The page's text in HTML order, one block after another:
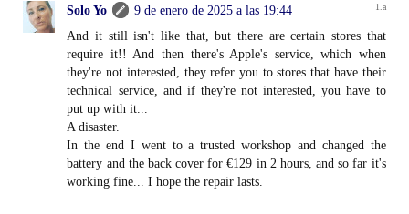
Solo Yo
9 de enero de 2025 a las 19:44
And it still isn't like that, but there are certain stores that
require it!! And then there's Apple's service, which when
they're not interested, they refer you to stores that have their
technical service, and if they're not interested, you have to
put up with it...
A disaster.
In the end I went to a trusted workshop and changed the
battery and the back cover for €129 in 2 hours, and so far it's
working fine... I hope the repair lasts.